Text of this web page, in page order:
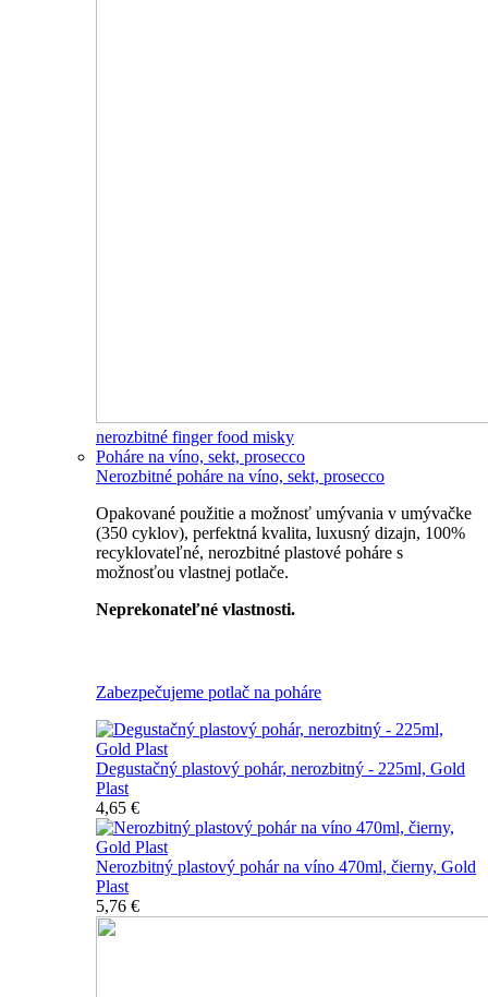
nerozbitné finger food misky
Poháre na víno, sekt, prosecco
Nerozbitné poháre na víno, sekt, prosecco
Opakované použitie a možnosť umývania v umývačke
(350 cyklov), perfektná kvalita, luxusný dizajn, 100%
recyklovateľné, nerozbitné plastové poháre s
možnosťou vlastnej potlače.
Neprekonateľné vlastnosti.
Zabezpečujeme potlač na poháre
Degustačný plastový pohár, nerozbitný - 225ml, Gold
Plast
4,65 €
Nerozbitný plastový pohár na víno 470ml, čierny, Gold
Plast
5,76 €